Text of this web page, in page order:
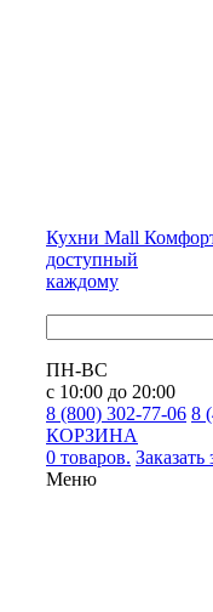
Кухни Mall
доступный
каждому
ПН-ВС
с 10:00 до 20:00
8 (800) 302-77-06 8
КОРЗИНА
0 товаров. Заказать
Меню